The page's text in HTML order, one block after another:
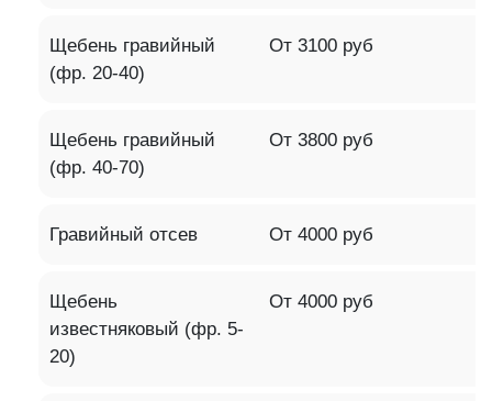
Щебень гравийный
(фр. 20-40)
От 3100 руб
Щебень гравийный
(фр. 40-70)
От 3800 руб
Гравийный отсев От 4000 руб
Щебень
известняковый (фр. 5-
20)
От 4000 руб